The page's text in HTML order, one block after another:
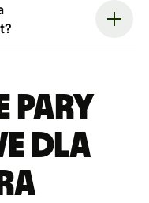
pary
dla